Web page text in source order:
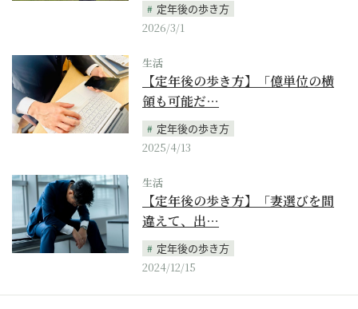
定年後の歩き方
2026/3/1
生活
【定年後の歩き方】「億単位の横
領も可能だ…
定年後の歩き方
2025/4/13
生活
【定年後の歩き方】「妻選びを間
違えて、出…
定年後の歩き方
2024/12/15